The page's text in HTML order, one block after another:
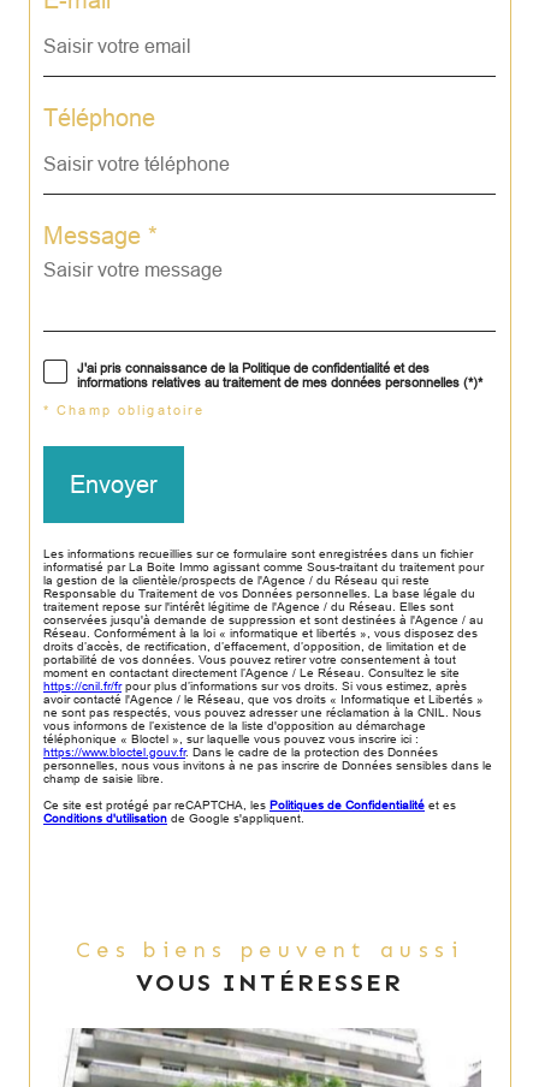
Téléphone
Message *
J'ai pris connaissance de la Politique de confidentialité et des
informations relatives au traitement de mes données personnelles (*)*
* Champ obligatoire
Envoyer
Les informations recueillies sur ce formulaire sont enregistrées dans un fichier
informatisé par La Boite Immo agissant comme Sous-traitant du traitement pour
la gestion de la clientèle/prospects de l'Agence / du Réseau qui reste
Responsable du Traitement de vos Données personnelles. La base légale du
traitement repose sur l'intérêt légitime de l'Agence / du Réseau. Elles sont
conservées jusqu'à demande de suppression et sont destinées à l'Agence / au
Réseau. Conformément à la loi « informatique et libertés », vous disposez des
droits d’accès, de rectification, d’effacement, d’opposition, de limitation et de
portabilité de vos données. Vous pouvez retirer votre consentement à tout
moment en contactant directement l’Agence / Le Réseau. Consultez le site
https://cnil.fr/frpour plus d’informations sur vos droits. Si vous estimez, après
avoir contacté l'Agence / le Réseau, que vos droits « Informatique et Libertés »
ne sont pas respectés, vous pouvez adresser une réclamation à la CNIL. Nous
vous informons de l’existence de la liste d'opposition au démarchage
téléphonique « Bloctel », sur laquelle vous pouvez vous inscrire ici :
https://www.bloctel.gouv.fr. Dans le cadre de la protection des Données
personnelles, nous vous invitons à ne pas inscrire de Données sensibles dans le
champ de saisie libre.
Ce site est protégé par reCAPTCHA, les Politiques de Confidentialité et es
Conditions d'utilisation de Google s'appliquent.
Ces biens peuvent aussi
VOUS INTÉRESSER